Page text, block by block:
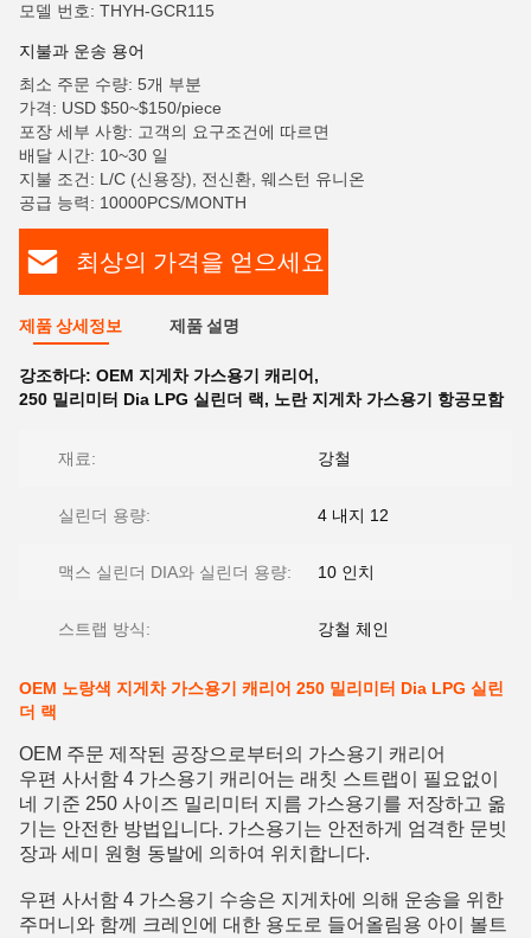
모델 번호: THYH-GCR115
지불과 운송 용어
최소 주문 수량: 5개 부분
가격: USD $50~$150/piece
포장 세부 사항: 고객의 요구조건에 따르면
배달 시간: 10~30 일
지불 조건: L/C (신용장), 전신환, 웨스턴 유니온
공급 능력: 10000PCS/MONTH
최상의 가격을 얻으세요
제품 상세정보 제품 설명
강조하다: OEM 지게차 가스용기 캐리어 ,
250 밀리미터 Dia LPG 실린더 랙, 노란 지게차 가스용기 항공모함
재료: 강철
실린더 용량: 4 내지 12
맥스 실린더 DIA와 실린더 용량: 10 인치
스트랩 방식: 강철 체인
OEM 노랑색 지게차 가스용기 캐리어 250 밀리미터 Dia LPG 실린
더 랙
OEM 주문 제작된 공장으로부터의 가스용기 캐리어
우편 사서함 4 가스용기 캐리어는 래칫 스트랩이 필요없이
네 기준 250 사이즈 밀리미터 지름 가스용기를 저장하고 옮
기는 안전한 방법입니다. 가스용기는 안전하게 엄격한 문빗
장과 세미 원형 동발에 의하여 위치합니다.
우편 사서함 4 가스용기 수송은 지게차에 의해 운송을 위한
주머니와 함께 크레인에 대한 용도로 들어올림용 아이 볼트